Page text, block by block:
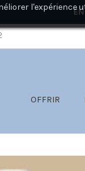
OFFRIR